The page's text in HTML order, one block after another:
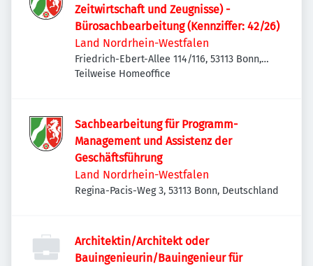
Zeitwirtschaft und Zeugnisse) -
Bürosachbearbeitung (Kennziffer: 42/26)
Land Nordrhein-Westfalen
Friedrich-Ebert-Allee 114/116, 53113 Bonn,
Deutschland
Teilweise Homeoffice
Sachbearbeitung für Programm-
Management und Assistenz der
Geschäftsführung
Land Nordrhein-Westfalen
Regina-Pacis-Weg 3, 53113 Bonn, Deutschland
Architektin/Architekt oder
Bauingenieurin/Bauingenieur für